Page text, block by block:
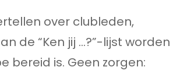
over clubleden,
de “Ken jij …?”-lijst worden
bereid is. Geen zorgen: